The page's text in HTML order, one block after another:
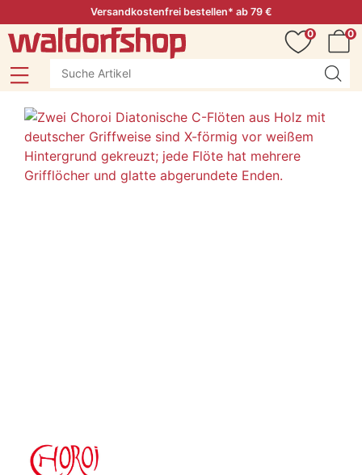
Versandkostenfrei bestellen* ab 79 €
0
0